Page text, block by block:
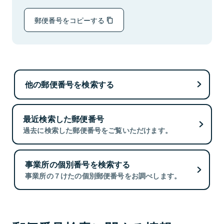
郵便番号をコピーする
他の郵便番号を検索する
最近検索した郵便番号
過去に検索した郵便番号をご覧いただけます。
事業所の個別番号を検索する
事業所の７けたの個別郵便番号をお調べします。